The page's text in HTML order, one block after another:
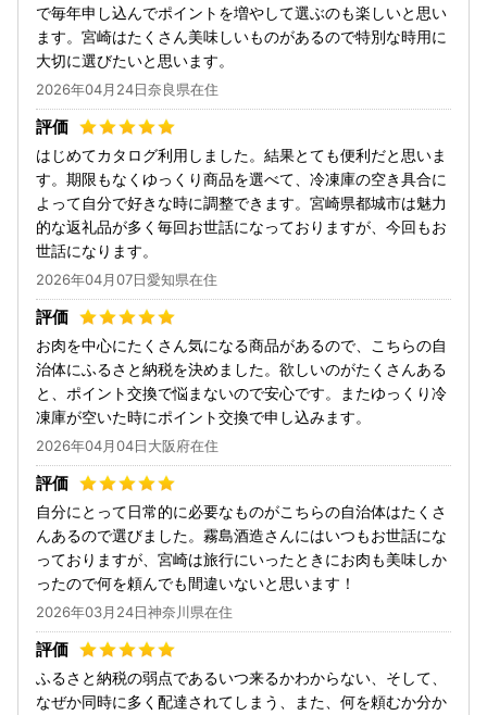
で毎年申し込んでポイントを増やして選ぶのも楽しいと思い
ます。宮崎はたくさん美味しいものがあるので特別な時用に
大切に選びたいと思います。
2026年04月24日奈良県在住
はじめてカタログ利用しました。結果とても便利だと思いま
す。期限もなくゆっくり商品を選べて、冷凍庫の空き具合に
よって自分で好きな時に調整できます。宮崎県都城市は魅力
的な返礼品が多く毎回お世話になっておりますが、今回もお
世話になります。
2026年04月07日愛知県在住
お肉を中心にたくさん気になる商品があるので、こちらの自
治体にふるさと納税を決めました。欲しいのがたくさんある
と、ポイント交換で悩まないので安心です。またゆっくり冷
凍庫が空いた時にポイント交換で申し込みます。
2026年04月04日大阪府在住
自分にとって日常的に必要なものがこちらの自治体はたくさ
んあるので選びました。霧島酒造さんにはいつもお世話にな
っておりますが、宮崎は旅行にいったときにお肉も美味しか
ったので何を頼んでも間違いないと思います！
2026年03月24日神奈川県在住
ふるさと納税の弱点であるいつ来るかわからない、そして、
なぜか同時に多く配達されてしまう、また、何を頼むか分か